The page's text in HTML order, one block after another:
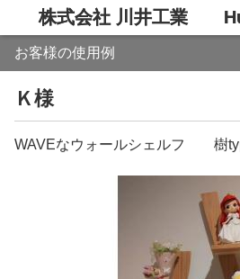
株式会社 川井工業
お客様の使用例
Ｋ様
WAVEなウォールシェルフ 樹